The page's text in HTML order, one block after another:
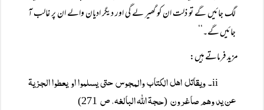
لگ جائیں گے تو ذلت ان کو گھیر لے گی اور دیگر ادیان والے ان پر غالب آ
جائیں گے۔‘‘
مزید فرماتے ہیں:
ii۔ ویقاتل اھل الکتاب والمجوس حتی یسلموا او یعطوا الجزیۃ
عن ید وھم صاغرون(حجۃ اللہ البالغہ، ص271)